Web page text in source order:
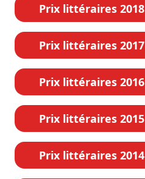
Prix littéraires 2018
Prix littéraires 2017
Prix littéraires 2016
Prix littéraires 2015
Prix littéraires 2014